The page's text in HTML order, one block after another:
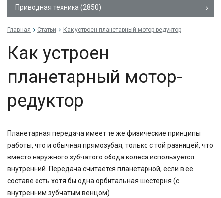
Приводная техника (2850)
Главная Статьи Как устроен планетарный мотор-редуктор
Как устроен
планетарный мотор-
редуктор
Планетарная передача имеет те же физические принципы
работы, что и обычная прямозубая, только с той разницей, что
вместо наружного зубчатого обода колеса используется
внутренний. Передача считается планетарной, если в ее
составе есть хотя бы одна орбитальная шестерня (с
внутренним зубчатым венцом).